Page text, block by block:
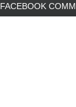
FACEBOOK